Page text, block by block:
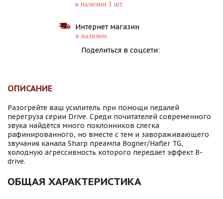
в наличии 1 шт.
Интернет магазин
в наличии
Поделиться в соцсети:
ОПИСАНИЕ
Разогрейте ваш усилитель при помощи педалей
перегруза серии Drive. Среди почитателей современного
звука найдётся много поклонников слегка
рафинированного, но вместе с тем и завораживающего
звучания канала Sharp преампа Bogner/Hafler TG,
холодную агрессивность которого передает эффект B-
drive.
ОБЩАЯ ХАРАКТЕРИСТИКА